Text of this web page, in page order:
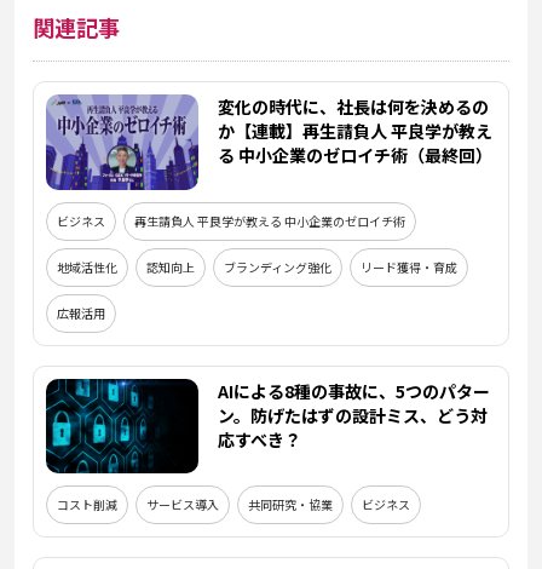
関連記事
変化の時代に、社長は何を決めるの
か【連載】再生請負人 平良学が教え
る 中小企業のゼロイチ術（最終回）
ビジネス 再生請負人 平良学が教える 中小企業のゼロイチ術
地域活性化 認知向上 ブランディング強化 リード獲得・育成
広報活用
AIによる8種の事故に、5つのパター
ン。防げたはずの設計ミス、どう対
応すべき？
コスト削減 サービス導入 共同研究・協業 ビジネス